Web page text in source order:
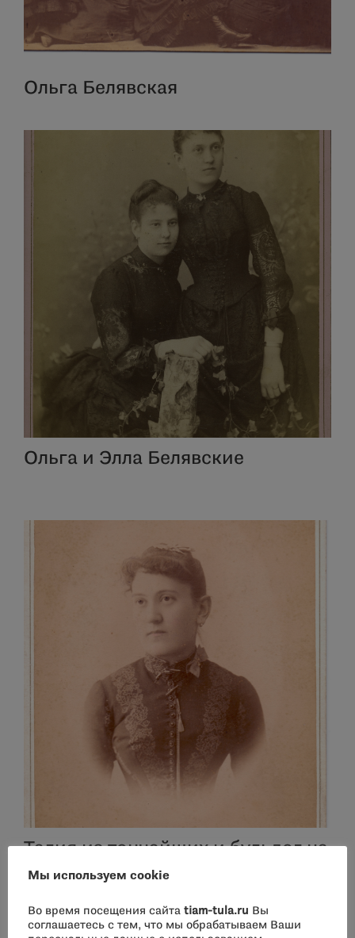
Ольга Белявская
Ольга и Элла Белявские
Талия из тончайших и бульдог на
воротнике
Мы используем cookie
Во время посещения сайта tiam-tula.ru Вы
соглашаетесь с тем, что мы обрабатываем Ваши